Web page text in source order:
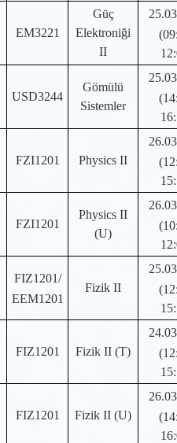
EM3221
Güç
Elektroniği
II
USD3244
Gömülü
Sistemler
FZI1201 Physics II
FZI1201
Physics II
(U)
FIZ1201/
EEM1201
Fizik II
FIZ1201 Fizik II (T)
FIZ1201 Fizik II (U)